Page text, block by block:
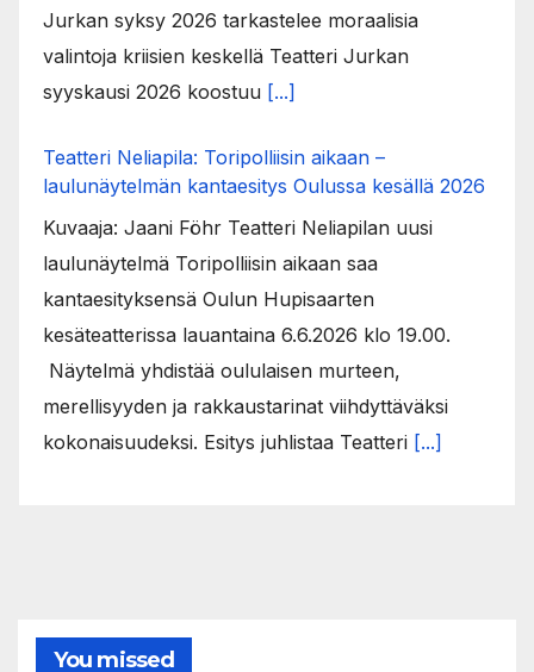
Jurkan syksy 2026 tarkastelee moraalisia
valintoja kriisien keskellä Teatteri Jurkan
syyskausi 2026 koostuu [...]
Teatteri Neliapila: Toripolliisin aikaan –
laulunäytelmän kantaesitys Oulussa kesällä 2026
Kuvaaja: Jaani Föhr Teatteri Neliapilan uusi
laulunäytelmä Toripolliisin aikaan saa
kantaesityksensä Oulun Hupisaarten
kesäteatterissa lauantaina 6.6.2026 klo 19.00.
Näytelmä yhdistää oululaisen murteen,
merellisyyden ja rakkaustarinat viihdyttäväksi
kokonaisuudeksi. Esitys juhlistaa Teatteri [...]
You missed